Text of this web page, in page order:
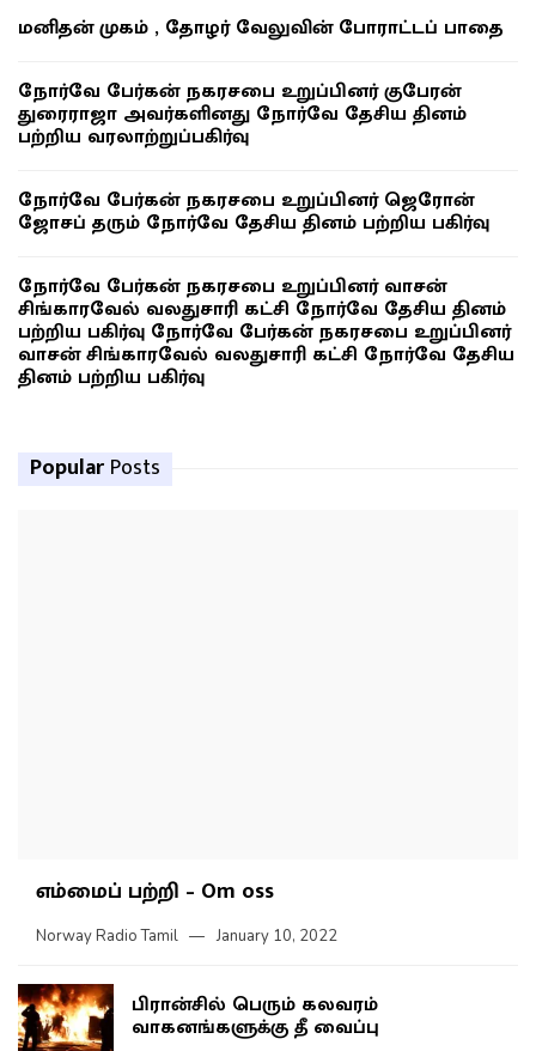
மனிதன் முகம் , தோழர் வேலுவின் போராட்டப் பாதை
நோர்வே பேர்கன் நகரசபை உறுப்பினர் குபேரன்
துரைராஜா அவர்களினது நோர்வே தேசிய தினம்
பற்றிய வரலாற்றுப்பகிர்வு
நோர்வே பேர்கன் நகரசபை உறுப்பினர் ஜெரோன்
ஜோசப் தரும் நோர்வே தேசிய தினம் பற்றிய பகிர்வு
நோர்வே பேர்கன் நகரசபை உறுப்பினர் வாசன்
சிங்காரவேல் வலதுசாரி கட்சி நோர்வே தேசிய தினம்
பற்றிய பகிர்வு நோர்வே பேர்கன் நகரசபை உறுப்பினர்
வாசன் சிங்காரவேல் வலதுசாரி கட்சி நோர்வே தேசிய
தினம் பற்றிய பகிர்வு
Popular Posts
எம்மைப் பற்றி – Om oss
Norway Radio Tamil January 10, 2022
பிரான்சில் பெரும் கலவரம்
வாகனங்களுக்கு தீ வைப்பு